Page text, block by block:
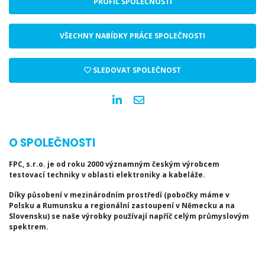
VŠECHNY NABÍDKY PRÁCE SPOLEČNOSTI
SLEDOVAT SPOLEČNOST
O SPOLEČNOSTI
FPC, s.r.o. je od roku 2000 významným českým výrobcem
testovací techniky v oblasti elektroniky a kabeláže.
Díky působení v mezinárodním prostředí (pobočky máme v
Polsku a Rumunsku a regionální zastoupení v Německu a na
Slovensku) se naše výrobky používají napříč celým průmyslovým
spektrem.